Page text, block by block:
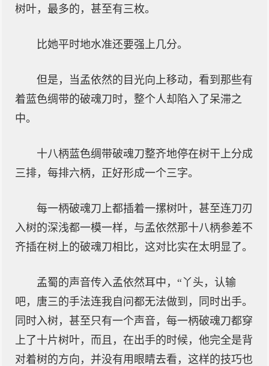
树叶，最多的，甚至有三枚。
比她平时地水准还要强上几分。
但是，当孟依然的目光向上移动，看到那些有
着蓝色绸带的破魂刀时，整个人却陷入了呆滞之
中。
十八柄蓝色绸带破魂刀整齐地停在树干上分成
三排，每排六柄，正好形成一个三字。
每一柄破魂刀上都插着一摞树叶，甚至连刀刃
入树的深浅都一模一样，与孟依然那十八柄参差不
齐插在树上的破魂刀相比，这对比实在太明显了。
孟蜀的声音传入孟依然耳中，“丫头，认输
吧，唐三的手法连我自问都无法做到，同时出手。
同时入树，甚至只有一个声音，每一柄破魂刀都穿
上了十片树叶，而且，在出手的时候，他完全是背
对着树的方向，并没有用眼睛去看，这样的技巧也